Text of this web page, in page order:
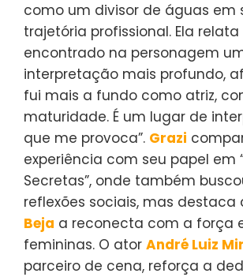
como um divisor de águas em
trajetória profissional. Ela
encontrado na personagem
interpretação mais profundo,
fui mais a fundo como atriz,
maturidade. É um lugar de
que me provoca”. Grazi
experiência com seu papel em
Secretas”, onde também
reflexões sociais, mas destaca
Beja a reconecta com a força
femininas. O ator André Luiz
parceiro de cena, reforça a